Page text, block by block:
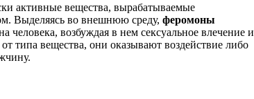
активные вещества, вырабатываемые
Выделяясь во внешнюю среду, феромоны
человека, возбуждая в нем сексуальное влечение и
типа вещества, они оказывают воздействие либо